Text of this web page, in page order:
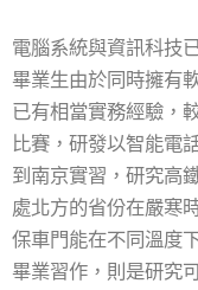
電腦系統與資訊科技
畢業生由於同時擁有
已有相當實務經驗，
比賽，研發以智能電
到南京實習，研究高
處北方的省份在嚴寒
保車門能在不同溫度
畢業習作，則是研究